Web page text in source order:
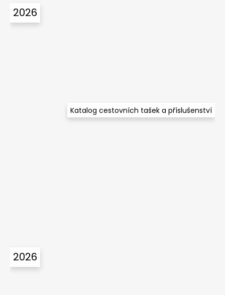
2026
Katalog cestovních tašek a příslušenství
2026